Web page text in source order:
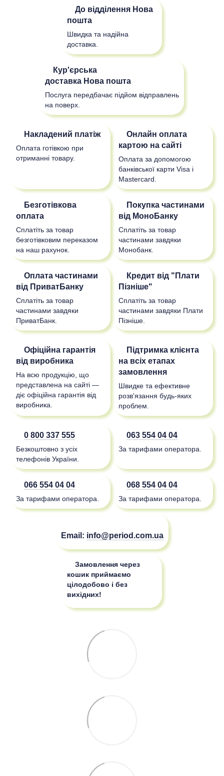
До відділення Нова
пошта
Швидка та надійна
доставка.
Кур'єрська
доставка Нова пошта
Послуга передбачає підйом відправлень
на поверх.
Накладений платіж
Оплата готівкою при
отриманні товару.
Онлайн оплата
картою на сайті
Оплата за допомогою
банківської карти Visa і
Mastercard.
Безготівкова
оплата
Сплатіть за товар
безготівковим переказом
на наш рахунок.
Покупка частинами
від МоноБанку
Сплатіть за товар
частинами завдяки
Монобанк.
Оплата частинами
від ПриватБанку
Сплатіть за товар
частинами завдяки
ПриватБанк.
Кредит від "Плати
Пізніше"
Сплатіть за товар
частинами завдяки Плати
Пізніше.
Офіційна гарантія
від виробника
На всю продукцію, що
представлена на сайті —
діє офіційна гарантія від
виробника.
Підтримка клієнта
на всіх етапах
замовлення
Швидке та ефективне
розв'язання будь-яких
проблем.
0 800 337 555
Безкоштовно з усіх
телефонів України.
063 554 04 04
За тарифами оператора.
066 554 04 04
За тарифами оператора.
068 554 04 04
За тарифами оператора.
Email: info@period.com.ua
Замовлення через
кошик приймаємо
цілодобово і без
вихідних!